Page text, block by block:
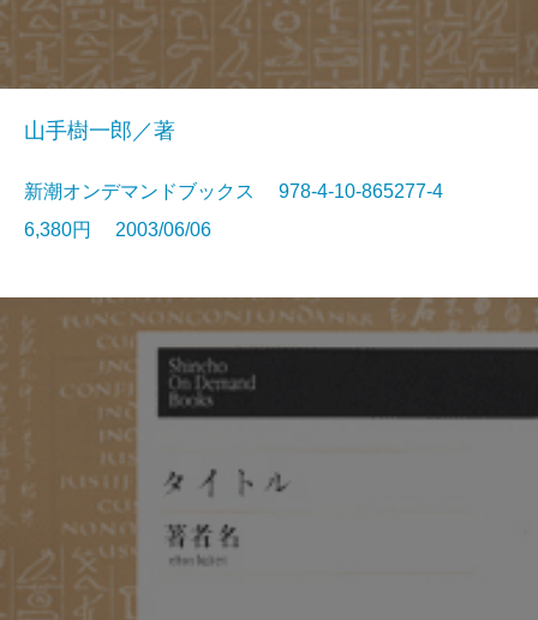
山手樹一郎／著
新潮オンデマンドブックス 978-4-10-865277-4
6,380円 2003/06/06